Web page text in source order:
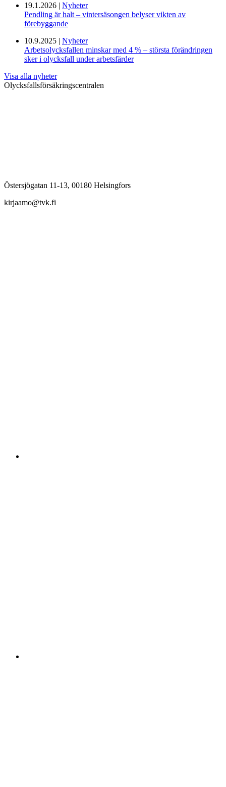
19.1.2026 | Nyheter
Pendling är halt – vintersäsongen belyser vikten av
förebyggande
10.9.2025 | Nyheter
Arbetsolycksfallen minskar med 4 % – största förändringen
sker i olycksfall under arbetsfärder
Visa alla nyheter
Olycksfallsförsäkringscentralen
Östersjögatan 11-13, 00180 Helsingfors
kirjaamo@tvk.fi